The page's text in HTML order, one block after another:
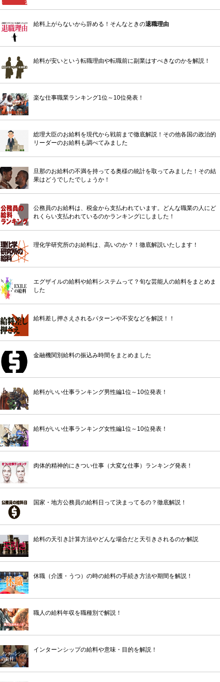
給料上がらないから辞める！そんなときの退職理由
給料が安いという転職理由や転職前に副業はすべきなのかを解説！
楽な仕事職業ランキング1位～10位発表！
総理大臣のお給料を現代から戦前まで徹底解説！その他各国の政治的
リーダーのお給料も調べてみました
旦那のお給料の不満を持ってる奥様の統計を取ってみました！その結
果はどうでしたでしょうか！
公務員のお給料は、税金から支払われています。どんな職業の人にど
れくらい支払われているのかランキングにしました！
理化学研究所のお給料は、高いのか？！徹底解説いたします！
エグザイルの給料や給料システムって？旬な芸能人の給料をまとめま
した
給料差し押さえされるパターンや不安などを解説！！
金融機関別給料の振込み時間をまとめました
給料がいい仕事ランキング男性編1位～10位発表！
給料がいい仕事ランキング女性編1位～10位発表！
肉体的精神的にきつい仕事（大変な仕事）ランキング発表！
国家・地方公務員の給料日って決まってるの？徹底解説！
給料の天引き計算方法やどんな場合だと天引きされるのか解説
休職（介護・うつ）の時の給料の手続き方法や期間を解説！
職人の給料年収を職種別で解説！
インターンシップの給料や意味・目的を解説！